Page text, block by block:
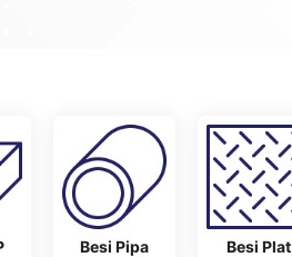
Besi Pipa Besi Plat